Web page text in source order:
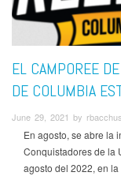
EL CAMPOREE
DE COLUMBIA
June 29, 2021 by rbacchus
En agosto, se abre la
Conquistadores de la
agosto del 2022, en